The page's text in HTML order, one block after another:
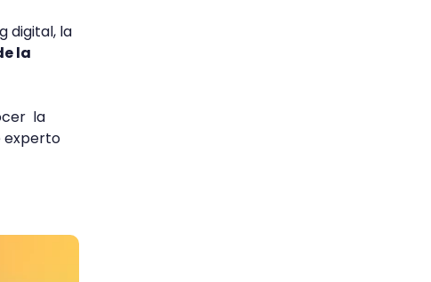
digital, la
la
la
experto